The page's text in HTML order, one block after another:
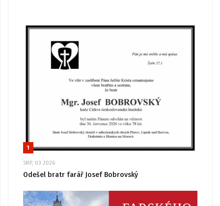
1
SRP, 03 2026
Odešel bratr farář Josef Bobrovský